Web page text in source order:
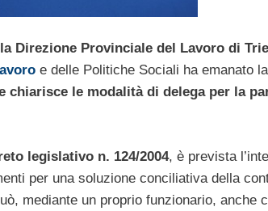
Direzione Provinciale del Lavoro di
e delle Politiche Sociali ha emanato la
chiarisce le modalità di delega per la
legislativo n. 124/2004, è prevista
per una soluzione conciliativa della
mediante un proprio funzionario, anche